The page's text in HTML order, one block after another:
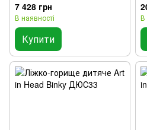
7 428 грн
В наявності
Купити
В